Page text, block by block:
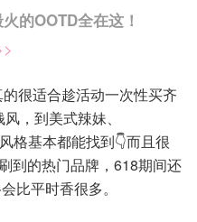
的OOTD全在这！
很适合趁活动一次性买齐
，到美式辣妹、
格基本都能找到👇而且很
到的热门品牌，618期间还
比平时香很多。